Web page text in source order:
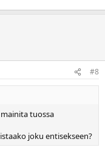
#8
tuossa
joku entisekseen?